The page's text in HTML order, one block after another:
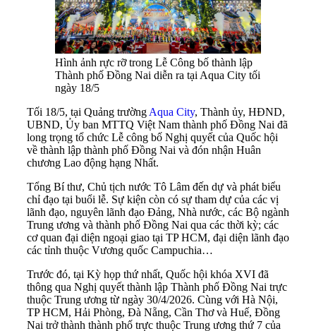
Hình ảnh rực rỡ trong Lễ Công bố thành lập
Thành phố Đồng Nai diễn ra tại Aqua City tối
ngày 18/5
Tối 18/5, tại Quảng trường Aqua City, Thành ủy, HĐND,
UBND, Ủy ban MTTQ Việt Nam thành phố Đồng Nai đã
long trọng tổ chức Lễ công bố Nghị quyết của Quốc hội
về thành lập thành phố Đồng Nai và đón nhận Huân
chương Lao động hạng Nhất.
Tổng Bí thư, Chủ tịch nước Tô Lâm đến dự và phát biểu
chỉ đạo tại buổi lễ. Sự kiện còn có sự tham dự của các vị
lãnh đạo, nguyên lãnh đạo Đảng, Nhà nước, các Bộ ngành
Trung ương và thành phố Đồng Nai qua các thời kỳ; các
cơ quan đại diện ngoại giao tại TP HCM, đại diện lãnh đạo
các tỉnh thuộc Vương quốc Campuchia…
Trước đó, tại Kỳ họp thứ nhất, Quốc hội khóa XVI đã
thông qua Nghị quyết thành lập Thành phố Đồng Nai trực
thuộc Trung ương từ ngày 30/4/2026. Cùng với Hà Nội,
TP HCM, Hải Phòng, Đà Nẵng, Cần Thơ và Huế, Đồng
Nai trở thành thành phố trực thuộc Trung ương thứ 7 của